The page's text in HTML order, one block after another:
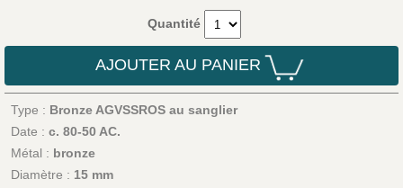
Quantité
AJOUTER AU PANIER
Type : Bronze AGVSSROS au sanglier
Date : c. 80-50 AC.
Métal : bronze
Diamètre : 15 mm